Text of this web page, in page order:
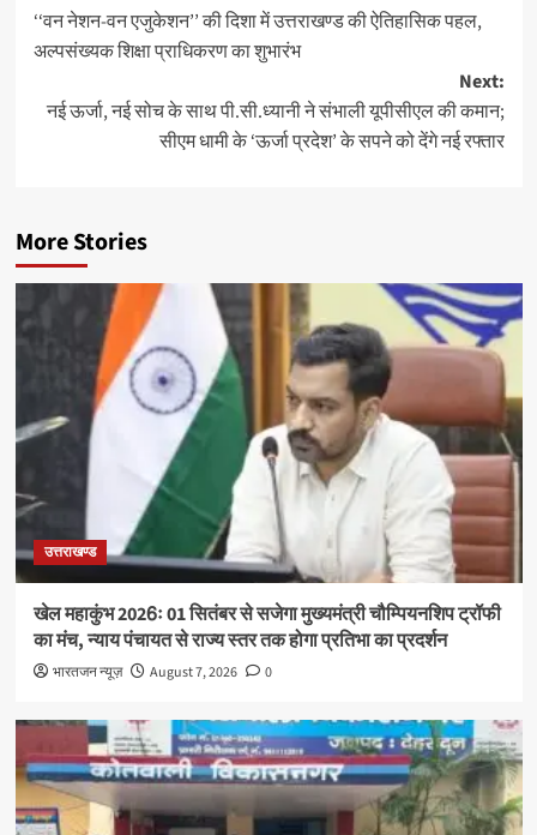
navigation
‘‘वन नेशन-वन एजुकेशन’’ की दिशा में उत्तराखण्ड की ऐतिहासिक पहल,
अल्पसंख्यक शिक्षा प्राधिकरण का शुभारंभ
Next:
नई ऊर्जा, नई सोच के साथ पी.सी.ध्यानी ने संभाली यूपीसीएल की कमान;
सीएम धामी के ‘ऊर्जा प्रदेश’ के सपने को देंगे नई रफ्तार
More Stories
उत्तराखण्ड
खेल महाकुंभ 2026ः 01 सितंबर से सजेगा मुख्यमंत्री चौम्पियनशिप ट्रॉफी
का मंच, न्याय पंचायत से राज्य स्तर तक होगा प्रतिभा का प्रदर्शन
भारतजन न्यूज़ August 7, 2026 0